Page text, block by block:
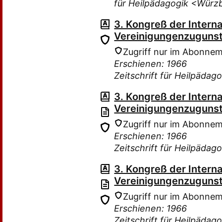
für Heilpädagogik
3. Kongreß der
Zugriff nur im
Erschienen: 1966
Zeitschrift für
3. Kongreß der
Zugriff nur im
Erschienen: 1966
Zeitschrift für
3. Kongreß der
Zugriff nur im
Erschienen: 1966